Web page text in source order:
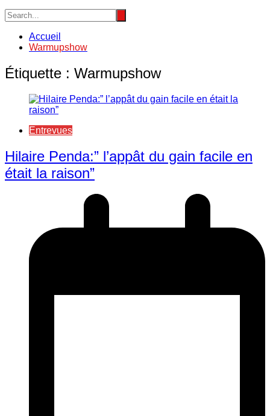
Accueil
Warmupshow
Étiquette : Warmupshow
Entrevues
Hilaire Penda:” l’appât du gain facile en
était la raison”